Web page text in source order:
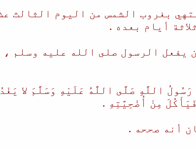
بغروب الشمس من اليوم الثالث
أيام بعده .
يفعل الرسول صلى الله عليه وسلم ،
: كَانَ رَسُولُ اللَّهِ صَلَّى اللَّهُ عَلَيْهِ وَسَلَّمَ لا
مِنْ أُضْحِيَّتِهِ .